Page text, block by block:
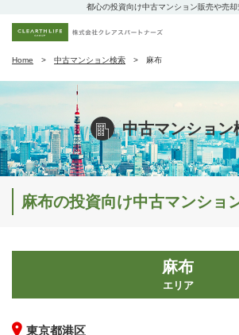
都心の投資向け中古マンション販売や売却
Home 中古マンション検索 麻布
中古マンション
麻布の投資向け中古マンショ
麻布
エリア
東京都港区